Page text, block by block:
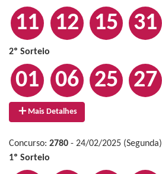
11 12 15 31
2º Sorteio
01 06 25 27
Mais Detalhes
Concurso: 2780 - 24/02/2025 (Segunda)
1º Sorteio